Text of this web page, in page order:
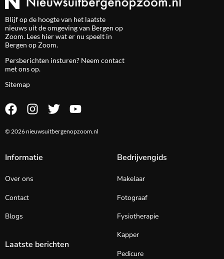
Blijf op de hoogte van het laatste
nieuws uit de omgeving van Bergen op
Zoom. Lees hier wat er nu speelt in
Bergen op Zoom.
Persberichten insturen? Neem contact
met ons op.
Sitemap
© 2026 nieuwsuitbergenopzoom.nl
Informatie
Over ons
Contact
Blogs
Laatste berichten
Bedrijvengids
Makelaar
Fotograaf
Fysiotherapie
Kapper
Pedicure